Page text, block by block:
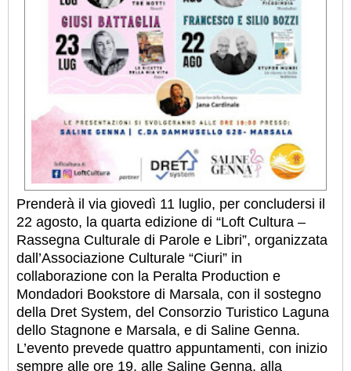
Prenderà il via giovedì 11 luglio, per concludersi il
22 agosto, la quarta edizione di “Loft Cultura –
Rassegna Culturale di Parole e Libri”, organizzata
dall’Associazione Culturale “Ciuri” in
collaborazione con la Peralta Production e
Mondadori Bookstore di Marsala, con il sostegno
della Dret System, del Consorzio Turistico Laguna
dello Stagnone e Marsala, e di Saline Genna.
L’evento prevede quattro appuntamenti, con inizio
sempre alle ore 19, alle Saline Genna, alla